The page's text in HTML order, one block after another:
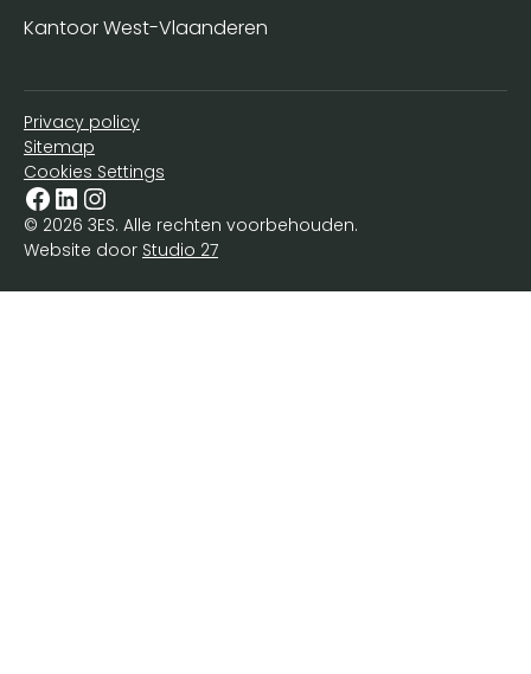
Kantoor West-Vlaanderen
© 2026 3ES. Alle rechten voorbehouden.
Privacy policy
Sitemap
Cookies Settings
Website door Studio 27